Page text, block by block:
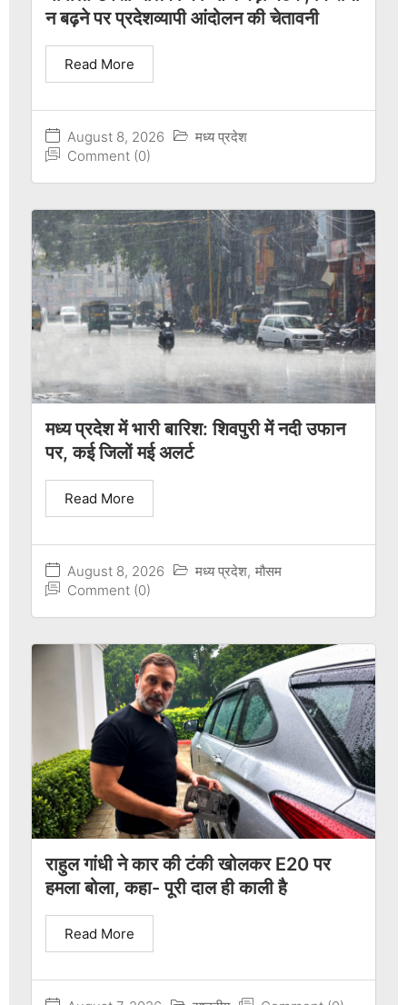
न बढ़ने पर प्रदेशव्यापी आंदोलन की चेतावनी
August 8, 2026
मध्य प्रदेश
Comment (0)
Read More
मध्य प्रदेश में भारी बारिश: शिवपुरी में नदी उफान
पर, कई जिलों मई अलर्ट
August 8, 2026 मध्य प्रदेश, मौसम
Comment (0)
Read More
राहुल गांधी ने कार की टंकी खोलकर E20 पर
हमला बोला, कहा- पूरी दाल ही काली है
Read More